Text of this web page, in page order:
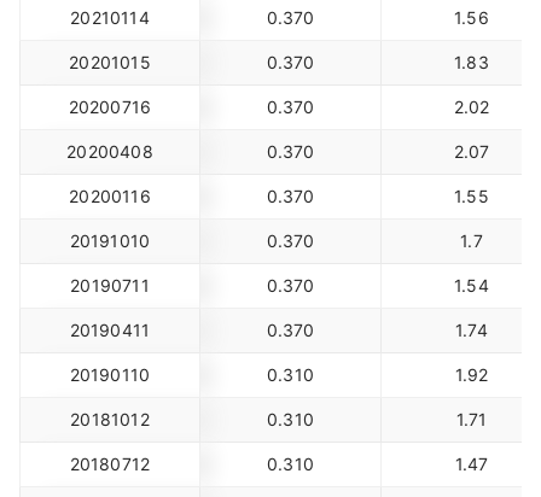
20210114 0.370 1.56
20201015 0.370 1.83
20200716 0.370 2.02
20200408 0.370 2.07
20200116 0.370 1.55
20191010 0.370 1.7
20190711 0.370 1.54
20190411 0.370 1.74
20190110 0.310 1.92
20181012 0.310 1.71
20180712 0.310 1.47